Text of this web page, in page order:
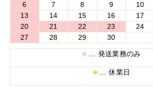
6
7 8 9 10
13
14 15 16 17
20
21 22 23 24
27
28 29 30
■ … 発送業務のみ
■ … 休業日